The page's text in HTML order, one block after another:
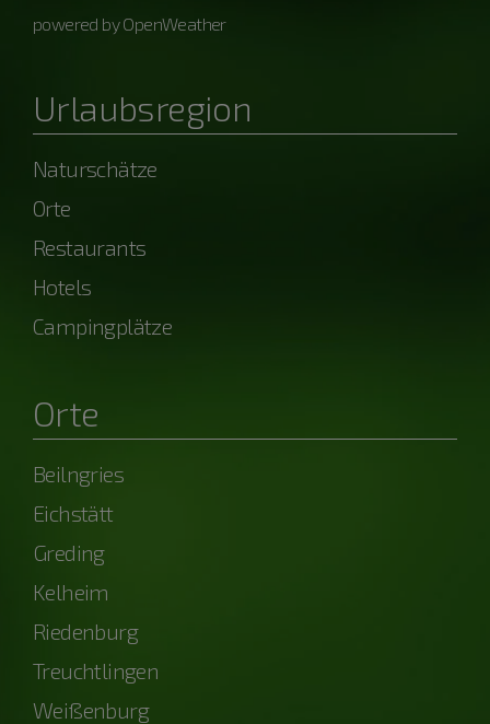
powered by OpenWeather
Urlaubsregion
Naturschätze
Orte
Restaurants
Hotels
Campingplätze
Orte
Beilngries
Eichstätt
Greding
Kelheim
Riedenburg
Treuchtlingen
Weißenburg